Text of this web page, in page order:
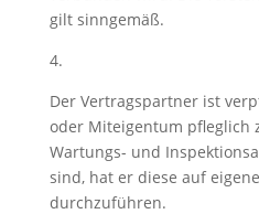
gilt sinngemäß.
4.
Der Vertragspartner ist
oder Miteigentum pfleglich
Wartungs- und
sind, hat er diese auf
durchzuführen.